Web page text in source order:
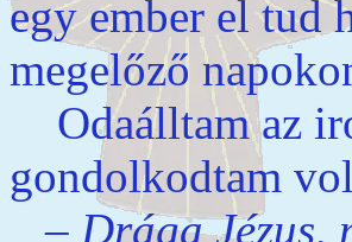
egy ember el tud
megelőző
Odaálltam az
gondolkodtam
– Drága Jézus,